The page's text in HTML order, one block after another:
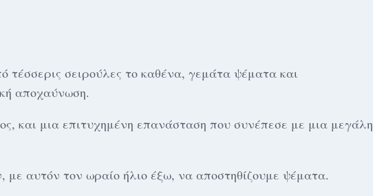
τέσσερις σειρούλες το καθένα, γεμάτα ψέματα και
αποχαύνωση.
και μια επιτυχημένη επανάσταση που συνέπεσε με μια μεγάλη
με αυτόν τον ωραίο ήλιο έξω, να αποστηθίζουμε ψέματα.